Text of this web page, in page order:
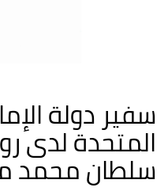
سفير دولة
المتحدة لدى
سلطان محمد